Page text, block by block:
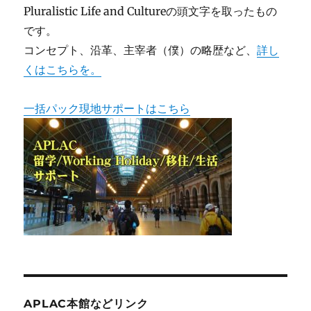
Pluralistic Life and Cultureの頭文字を取ったもの
です。
コンセプト、沿革、主宰者（僕）の略歴など、詳し
くはこちらを。
一括パック現地サポートはこちら
APLAC本館などリンク